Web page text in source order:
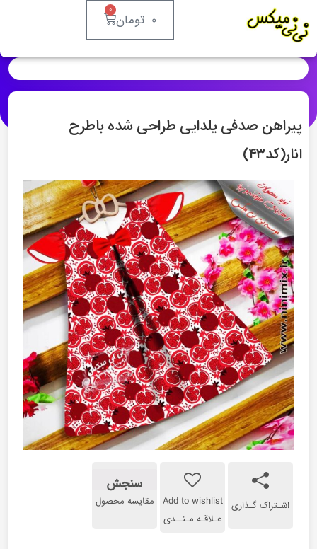
۰ تومان ۰
پیراهن صدفی یلدایی طراحی شده باطرح
انار(کد۴۳)
اشـتراک گـذاری Add to wishlist
عـلاقـه مـنــدی
سنجش
مقایسه محصول